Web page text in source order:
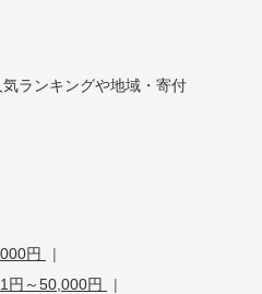
ランキングや地域・寄付
円
|
円～50,000円
|